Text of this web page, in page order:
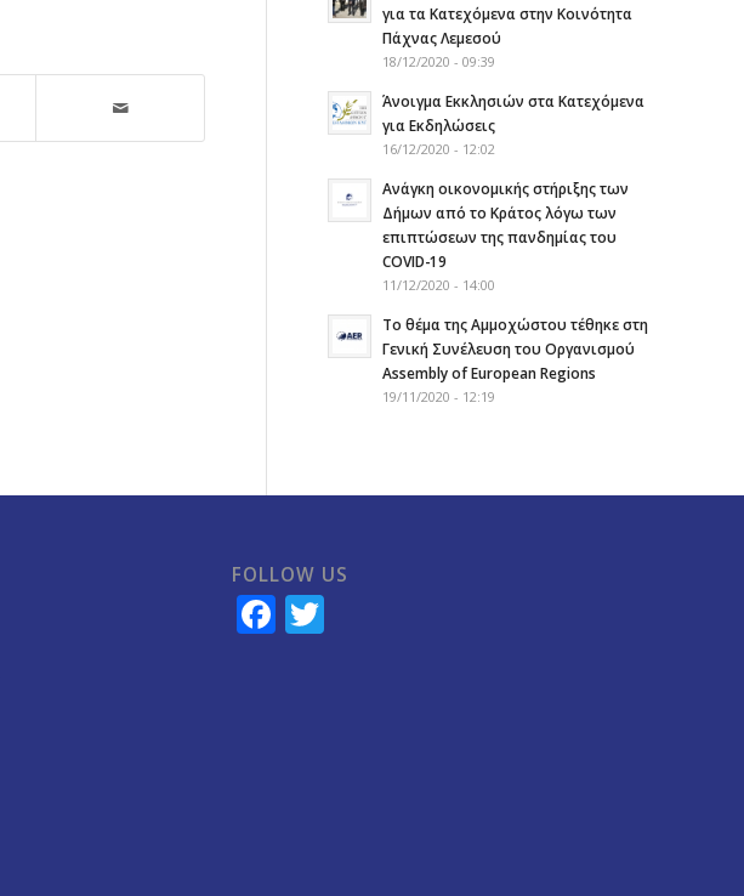
για τα Κατεχόμενα στην Κοινότητα
Πάχνας Λεμεσού
18/12/2020 - 09:39
Άνοιγμα Εκκλησιών στα Κατεχόμενα
για Εκδηλώσεις
16/12/2020 - 12:02
Ανάγκη οικονομικής στήριξης των
Δήμων από το Κράτος λόγω των
επιπτώσεων της πανδημίας του
COVID-19
11/12/2020 - 14:00
Το θέμα της Αμμοχώστου τέθηκε στη
Γενική Συνέλευση του Οργανισμού
Assembly of European Regions
19/11/2020 - 12:19
FOLLOW US
Facebook